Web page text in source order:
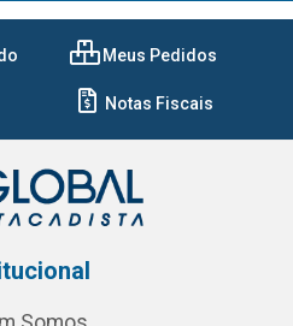
Meus Pedidos
Notas Fiscais